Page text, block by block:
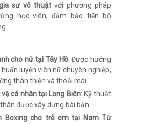
sư võ thuật với phương pháp
học viên, đảm bảo tiến bộ
cho nữ tại Tây Hồ: Được hướng
luyện viên nữ chuyên nghiệp,
thân thiện và thoải mái.
cá nhân tại Long Biên: Kỹ thuật
được xây dựng bài bản.
Boxing cho trẻ em tại Nam Từ